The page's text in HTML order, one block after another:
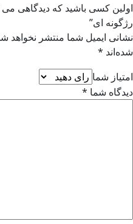
ای”
ایمیل شما منتشر نخواهد شد.
*
شما
شما*